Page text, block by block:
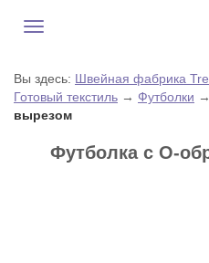
Вы здесь: Швейная фабрика
Готовый текстиль → Футболки →
вырезом
Футболка с О-